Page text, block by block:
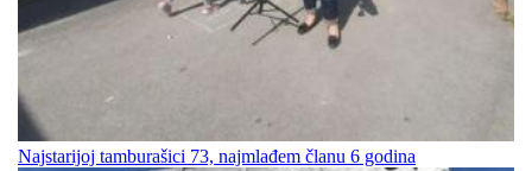
Najstarijoj tamburašici 73, najmlađem članu 6 godina